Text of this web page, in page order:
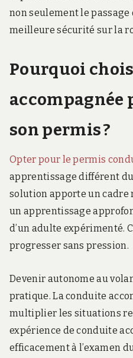
non seulement le
meilleure sécurité sur la
Pourquoi
accompagnée
son permis ?
Opter pour le permis
apprentissage différent
solution apporte un cadre
un apprentissage
d’un adulte expérimenté.
progresser sans pression.
Devenir autonome au
pratique. La conduite
multiplier les situations
expérience de conduite
efficacement à l’examen